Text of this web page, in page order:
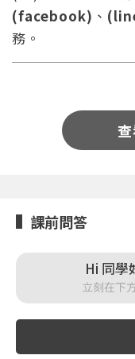
忘
(facebook) 、
務。
課前問答
Hi 同學
立刻在下